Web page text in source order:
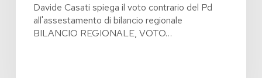
Davide Casati spiega il voto contrario del Pd
all'assestamento di bilancio regionale
BILANCIO REGIONALE, VOTO…